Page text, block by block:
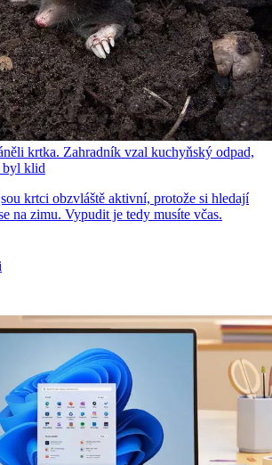
krtka. Zahradník vzal kuchyňský odpad,
byl klid
krtci obzvláště aktivní, protože si hledají
na zimu. Vypudit je tedy musíte včas.